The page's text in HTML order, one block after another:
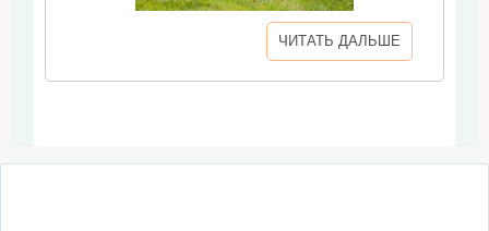
ЧИТАТЬ ДАЛЬШЕ